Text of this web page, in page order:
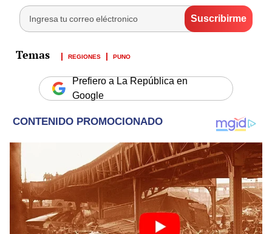
REGIONES PUNO
Prefiero a La República en
Google